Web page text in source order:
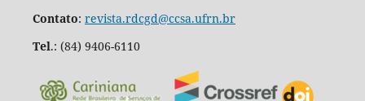
Contato: revista.rdcgd@ccsa.ufrn.br
Tel.: (84) 9406-6110